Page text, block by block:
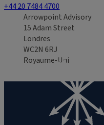
+44 20 7484 4700
Arrowpoint Advisory
15 Adam Street
Londres
WC2N 6RJ
Royaume-Uni